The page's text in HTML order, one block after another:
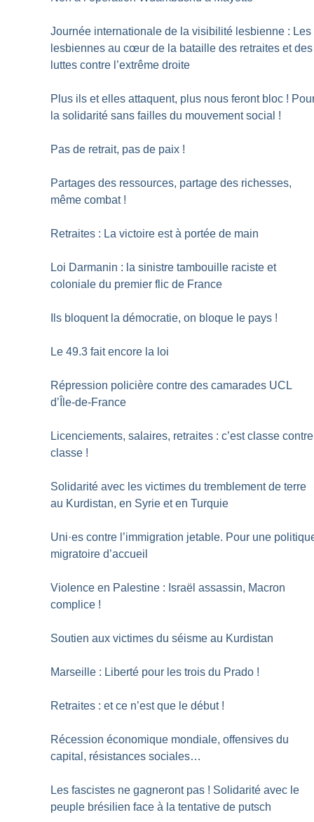
Journée internationale de la visibilité lesbienne : Les
lesbiennes au cœur de la bataille des retraites et des
luttes contre l’extrême droite
Plus ils et elles attaquent, plus nous feront bloc !
la solidarité sans failles du mouvement social !
Pas de retrait, pas de paix !
Partages des ressources, partage des richesses,
même combat !
Retraites : La victoire est à portée de main
Loi Darmanin : la sinistre tambouille raciste et
coloniale du premier flic de France
Ils bloquent la démocratie, on bloque le pays !
Le 49.3 fait encore la loi
Répression policière contre des camarades UCL
d’Île-de-France
Licenciements, salaires, retraites : c’est classe contre
classe !
Solidarité avec les victimes du tremblement de terre
au Kurdistan, en Syrie et en Turquie
Uni·es contre l’immigration jetable. Pour une
migratoire d’accueil
Violence en Palestine : Israël assassin, Macron
complice !
Soutien aux victimes du séisme au Kurdistan
Marseille : Liberté pour les trois du Prado !
Retraites : et ce n’est que le début !
Récession économique mondiale, offensives du
capital, résistances sociales…
Les fascistes ne gagneront pas ! Solidarité avec le
peuple brésilien face à la tentative de putsch